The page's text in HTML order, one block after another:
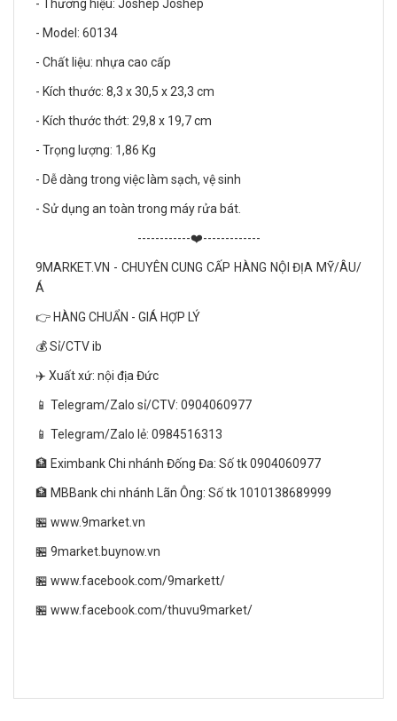
- Thương hiệu: Joshep Joshep
- Model: 60134
- Chất liệu: nhựa cao cấp
- Kích thước: 8,3 x 30,5 x 23,3 cm
- Kích thước thớt: 29,8 x 19,7 cm
- Trọng lượng: 1,86 Kg
- Dễ dàng trong việc làm sạch, vệ sinh
- Sử dụng an toàn trong máy rửa bát.
------------❤️-------------
9MARKET.VN - CHUYÊN CUNG CẤP HÀNG NỘI ĐỊA MỸ/ÂU/
Á
👉 HÀNG CHUẨN - GIÁ HỢP LÝ
💰 Sỉ/CTV ib
✈️ Xuất xứ: nội địa Đức
📱 Telegram/Zalo sỉ/CTV: 0904060977
📱 Telegram/Zalo lẻ: 0984516313
🏦 Eximbank Chi nhánh Đống Đa: Số tk 0904060977
🏦 MBBank chi nhánh Lãn Ông: Số tk 1010138689999
🏪 www.9market.vn
🏪 9market.buynow.vn
🏪 www.facebook.com/9markett/
🏪 www.facebook.com/thuvu9market/